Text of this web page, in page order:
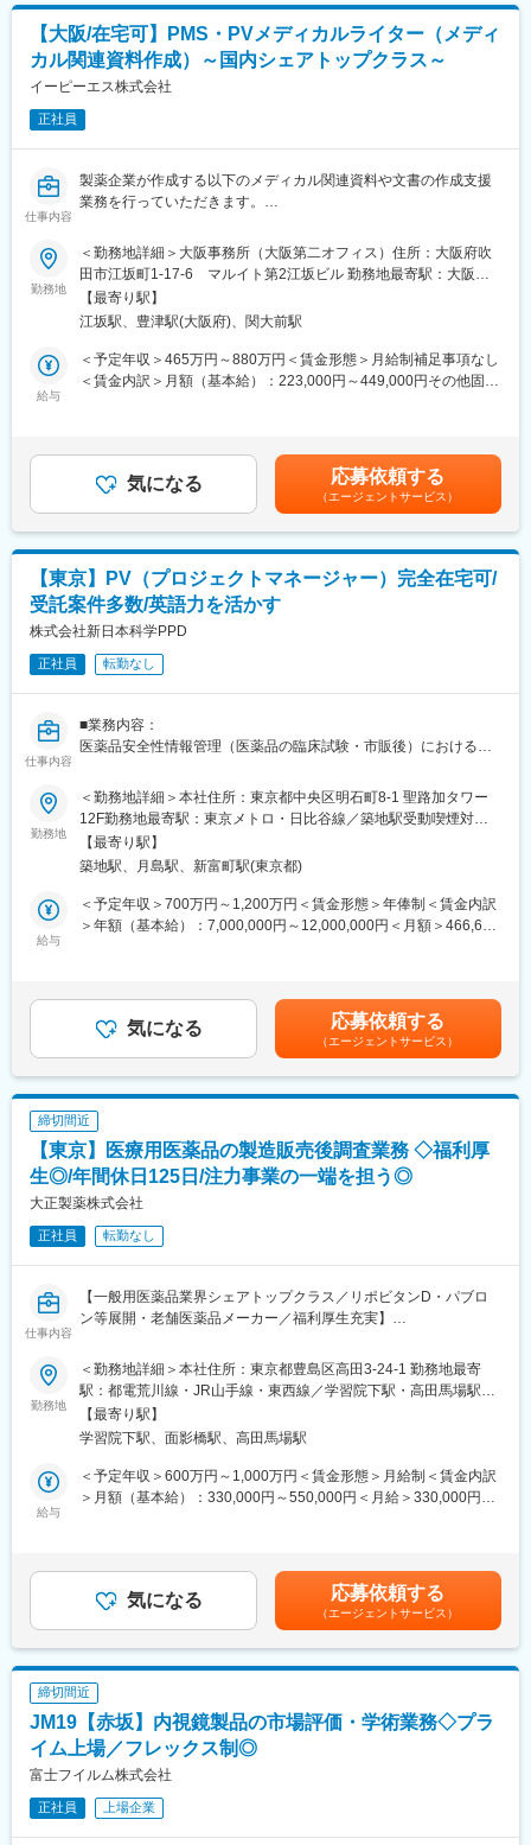
イアントの95%以上が長期的なパートナーとして当社を選び続け
ています。
変更の範囲：会社の定める業務
・IT活用による業務効率化やチーム生産性向上、若手メンバーの
指導を担い、プロジェクト品質を確保。組織全体の成長にも主体
的に貢献する。
■当社のPVの特徴
PPD Globalと同じプロセスで動いており、Globalの一員として仕
事をする事が可能です。 現状多くの受託があり、今後も組織の拡
大を予定しているため、既存のやり方に縛られず、今までとは違
う新しい組織体制やより効率的なワークフローを自ら提案・構築
できるやりがいがあります。
■社風：
当社の企業文化には、社員同士互いを尊重し、個性を大切にする
社風があります。
仕事を通じて磨かれたチームワークの絆は深く、質の高いサービ
です。さらに、社内イベントや社員の自主的なスポーツサークル
活動も盛んで、ファミリーのような雰囲気が、離職率の低さを維
変更の範囲：会社の定める業務
【大阪/在宅可】PMS・PVメディカルライター（メディ
カル関連資料作成）～国内シェアトップクラス～
イーピーエス株式会社
正社員
仕事内容
製薬企業が作成する以下のメディカル関連資料や文書の作成支援
業務を行っていただきます。
査、等）
・学会発表資料案（抄録、ポスター、スライド、等）
・添付文書（電子添文）、学術資材
・適正使用資材（製品情報概要、インタビューフォーム、適正使
用ガイド、患者向医薬品ガイド、等）
・製造販売後調査に関連する文書（プロトコル、ICF、CSR、再
審査申請資料等）
ており、本求人は新会社（株式会社 EPデータウィーブ）へ承継さ
れます。
詳細：https://www.eps.co.jp/ja/pdf/20260630114451.pdf
製造販売後のメディカルライティング部門として、約40名のライ
ターが在籍しています。その大半がPMSやPV関連の薬事関連文書
（安全性定期報告書や再審査申請資料）を作成しています。それ
以外に、論文や学会発表資料等のPublication業務を担当する4-5名
のチームと、添付文書や学術資材・適正使用資材を担当する5-6名
のチームがあります。ベテランから若手まで、多くのメンバーが
在籍しており、チーム単位で、或いはチーム間で協業しながらラ
イティング業務に従事していただきます。男女比はおよそ2対8
と、女性の方が多い職場です。
・安全性定期報告や再審査申請資料等、GPSP/GVP関連文書の作
成を主な業務としていますが、それ以外にも製薬企業やアカデミ
ア等の依頼に応じて様々な文書や資材のライティング業務を実施
しています。そのため、様々なバックグラウンドの方が在籍して
・落ち着いた環境で業務に専念することが可能です。今まで以上
に専門性を高めることや、スキルアップが期待できます。
・ライティング業務の多くはリモートワークでの対応が可能で
す。所属長の了承のもと、業務状況により、出社か在宅か、各自
で予定を立て就業することが可能です。
変更の範囲：会社の定める業務
勤務地
＜勤務地詳細＞大阪事務所（大阪第二オフィス）住所：大阪府吹
田市江坂町1-17-6 マルイト第2江坂ビル 勤務地最寄駅：大阪
metro御堂筋線／江坂駅受動喫煙対策：屋内全面禁煙変更の範囲：
会社の定める事業所（リモートワーク含む）
【最寄り駅】
江坂駅、豊津駅(大阪府)、関大前駅
給与
＜予定年収＞465万円～880万円＜賃金形態＞月給制補足事項なし
＜賃金内訳＞月額（基本給）：223,000円～449,000円その他固定
年1回（10月）■賞与：年3回（夏季賞与6月・冬季賞与12月・決算
賞与10月）賃金はあくまでも目安の金額であり、選考を通じて上
下する可能性があります。月給(月額)は固定手当を含めた表記で
す。
気になる 応募依頼する
（エージェントサービス）
【東京】PV（プロジェクトマネージャー）完全在宅可/
受託案件多数/英語力を活かす
株式会社新日本科学PPD
正社員 転勤なし
仕事内容
■業務内容：
医薬品安全性情報管理（医薬品の臨床試験・市販後）におけるプ
■業務詳細：
・臨床試験および市販後の医薬品安全性情報管理におけるプロジ
ェクトマネジメントを担当。チームマネージャーと連携し、進
捗・品質・予算管理および顧客対応を行う
・リソース管理（人員・予算）、リスク特定・エスカレーション
を通じて、GVP/GCP等のコンプライアンスを維持・向上
・業務プロセスの標準化・最適化やKPIに基づく改善を推進し、社
内外ステークホルダーとの調整や会議運営、課題解決をリード。
PMDA・顧客・社内他部署との交渉や、グローバルチーム・提携
・IT活用による業務効率化やチーム生産性向上、若手メンバーの
指導を担い、プロジェクト品質を確保。組織全体の成長にも主体
的に貢献する
■当社のPVの特徴
事をする事が可能です。 現状多くの受託があり、今後も組織の拡
できるやりがいがあります。
当社の企業文化には、社員同士互いを尊重し、個性を大切にする
社風があります。
仕事を通じて磨かれたチームワークの絆は深く、質の高いサービ
スの提供を可能にしているのも、この社員同士の絆があってこそ
活動も盛んで、ファミリーのような雰囲気が、離職率の低さを維
持している秘訣となっています。
変更の範囲：会社の定める業務
勤務地
＜勤務地詳細＞本社住所：東京都中央区明石町8-1 聖路加タワー
12F勤務地最寄駅：東京メトロ・日比谷線／築地駅受動喫煙対
策：屋内全面禁煙変更の範囲：会社の定める事業所（リモートワ
ーク含む）
【最寄り駅】
築地駅、月島駅、新富町駅(東京都)
給与
＜予定年収＞700万円～1,200万円＜賃金形態＞年俸制＜賃金内訳
＞年額（基本給）：7,000,000円～12,000,000円＜月額＞466,666
は御座いません。※毎年3月末に業績に応じて業績賞与の支給があ
ります。※分割数は年収額により変動いたします。賃金はあくまで
も目安の金額であり、選考を通じて上下する可能性があります。
月給(月額)は固定手当を含めた表記です。
気になる 応募依頼する
（エージェントサービス）
締切間近
【東京】医療用医薬品の製造販売後調査業務 ◇福利厚
生◎/年間休日125日/注力事業の一端を担う◎
大正製薬株式会社
正社員 転勤なし
仕事内容
【一般用医薬品業界シェアトップクラス／リポビタンD・パブロ
ン等展開・老舗医薬品メーカー／福利厚生充実】
■業務概要：
医療用医薬品の製造販売後調査業務全般を担っていただきます。
具体的には、調査の計画立案、実施、進捗管理、データ収集と分
析、報告書作成を行っていただきます。また、社内外関係者との
連携も重要な役割です。あなたの経験とスキルを活かし、医療用
医薬品の安全性と適正使用に貢献してください。
・社内関連部署（安全管理部門、調査実施部門等）との連携
・社外関連会社（委託先）との協議・調整・連携
・製造販売後調査に関するSOP等の作成・改訂
当社の製造販売後調査部門は、各メンバーが高い専門性を持ち、
互いに連携しながら業務を進めています。あなたの成長をサポー
トする体制が整っており、効率的かつスピーディーな調査実施を
目指しています。チーム全体で協力し、医薬品の安全性向上に貢
献しましょう。
■当社の特徴：
勤務地
＜勤務地詳細＞本社住所：東京都豊島区高田3-24-1 勤務地最寄
駅：都電荒川線・JR山手線・東西線／学習院下駅・高田馬場駅受
動喫煙対策：屋内全面禁煙変更の範囲：会社の定める事業所
【最寄り駅】
学習院下駅、面影橋駅、高田馬場駅
給与
＜予定年収＞600万円～1,000万円＜賃金形態＞月給制＜賃金内訳
＞月額（基本給）：330,000円～550,000円＜月給＞330,000円～
額であり、選考を通じて上下する可能性があります。月給(月額)は
固定手当を含めた表記です。
気になる 応募依頼する
（エージェントサービス）
締切間近
JM19【赤坂】内視鏡製品の市場評価・学術業務◇プラ
イム上場／フレックス制◎
富士フイルム株式会社
正社員 上場企業